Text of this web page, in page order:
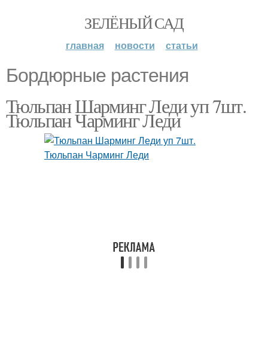
ЗЕЛЁНЫЙ САД
главная новости статьи
Бордюрные растения
Тюльпан Шарминг Леди уп 7шт.
Тюльпан Чарминг Леди